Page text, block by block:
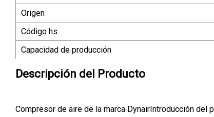
Origen
Código hs
Capacidad de producción
Descripción del Producto
Compresor de aire de la marca DynairIntroducción